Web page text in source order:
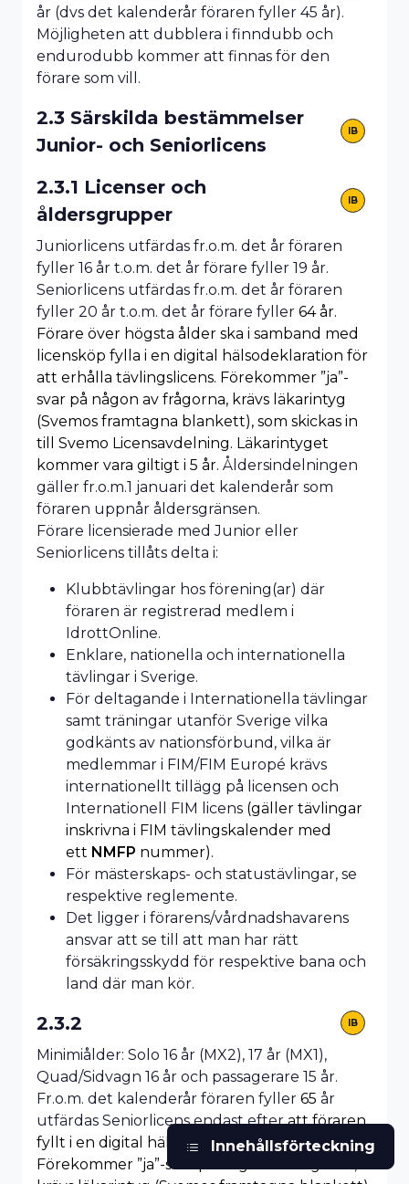
år (dvs det kalenderår föraren fyller 45 år).
Möjligheten att dubblera i finndubb och
endurodubb kommer att finnas för den
förare som vill.
2.3 Särskilda bestämmelser
Junior- och Seniorlicens
IB
2.3.1 Licenser och
åldersgrupper
IB
Juniorlicens utfärdas fr.o.m. det år föraren
fyller 16 år t.o.m. det år förare fyller 19 år.
Seniorlicens utfärdas fr.o.m. det år föraren
fyller 20 år t.o.m. det år förare fyller 64 år.
Förare över högsta ålder ska i samband med
licensköp fylla i en digital hälsodeklaration för
att erhålla tävlingslicens. Förekommer ”ja”-
svar på någon av frågorna, krävs läkarintyg
(Svemos framtagna blankett), som skickas in
till Svemo Licensavdelning. Läkarintyget
kommer vara giltigt i 5 år. Åldersindelningen
gäller fr.o.m.1 januari det kalenderår som
föraren uppnår åldersgränsen.
Förare licensierade med Junior eller
Seniorlicens tillåts delta i:
Klubbtävlingar hos förening(ar) där
föraren är registrerad medlem i
IdrottOnline.
Enklare, nationella och internationella
tävlingar i Sverige.
För deltagande i Internationella tävlingar
samt träningar utanför Sverige vilka
godkänts av nationsförbund, vilka är
medlemmar i FIM/FIM Europé krävs
internationellt tillägg på licensen och
Internationell FIM licens (gäller tävlingar
inskrivna i FIM tävlingskalender med
ett NMFP nummer).
För mästerskaps- och statustävlingar, se
respektive reglemente.
Det ligger i förarens/vårdnadshavarens
ansvar att se till att man har rätt
försäkringsskydd för respektive bana och
land där man kör.
2.3.2 IB
Minimiålder: Solo 16 år (MX2), 17 år (MX1),
Quad/Sidvagn 16 år och passagerare 15 år.
Fr.o.m. det kalenderår föraren fyller 65 år
utfärdas Seniorlicens endast efteratt föraren
fyllt i en digital hälsodeklaration .
Förekommer ”ja”-svar på någon av frågorna,
Innehållsförteckning